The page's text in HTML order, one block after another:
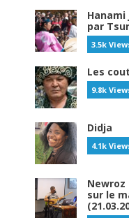
Hanami
par
3.5k
Les
9.8k
Didja
4.1k
Newroz
sur le